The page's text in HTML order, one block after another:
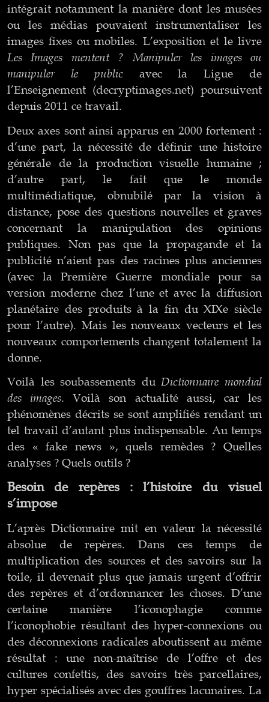
intégrait notamment la manière dont les musées
ou les médias pouvaient instrumentaliser les
images fixes ou mobiles. L’exposition et le livre
Les Images mentent ? Manipuler les images ou
manipuler le publicavec la Ligue de
l’Enseignement (decryptimages.net) poursuivent
depuis 2011 ce travail.
Deux axes sont ainsi apparus en 2000 fortement :
d’une part, la nécessité de définir une histoire
générale de la production visuelle humaine ;
d’autre part, le fait que le monde
multimédiatique, obnubilé par la vision à
distance, pose des questions nouvelles et graves
concernant la manipulation des opinions
publiques. Non pas que la propagande et la
publicité n’aient pas des racines plus anciennes
(avec la Première Guerre mondiale pour sa
version moderne chez l’une et avec la diffusion
planétaire des produits à la fin du XIXe siècle
pour l’autre). Mais les nouveaux vecteurs et les
nouveaux comportements changent totalement la
donne.
Voilà les soubassements duDictionnaire mondial
des images. Voilà son actualité aussi, car les
phénomènes décrits se sont amplifiés rendant un
tel travail d’autant plus indispensable. Au temps
des « fake news », quels remèdes ? Quelles
analyses ? Quels outils ?
Besoin de repères : l’histoire du visuel
s’impose
L’après Dictionnaire mit en valeur la nécessité
absolue de repères. Dans ces temps de
multiplication des sources et des savoirs sur la
toile, il devenait plus que jamais urgent d’offrir
des repères et d’ordonnancer les choses. D’une
certaine manière l’iconophagie comme
l’iconophobie résultant des hyper-connexions ou
des déconnexions radicales aboutissent au même
résultat : une non-maîtrise de l’offre et des
cultures confettis, des savoirs très parcellaires,
hyper spécialisés avec des gouffres lacunaires. La